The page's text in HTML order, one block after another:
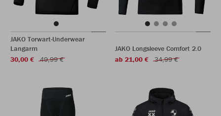
JAKO Torwart-Underwear
Langarm
30,00 €
49,99 €
JAKO Longsleeve Comfort 2.0
ab 21,00 €
34,99 €